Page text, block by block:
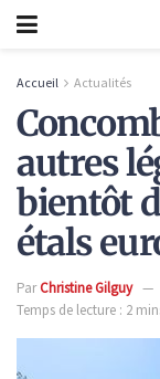
Accueil Actualités
autres
bientôt
étals
ParChristine Gilguy
Temps de lecture : 2